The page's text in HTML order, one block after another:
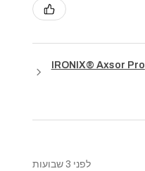
ספת כושר מקצועית IRONIX® Axsor Pro
לפני 3 שבועות